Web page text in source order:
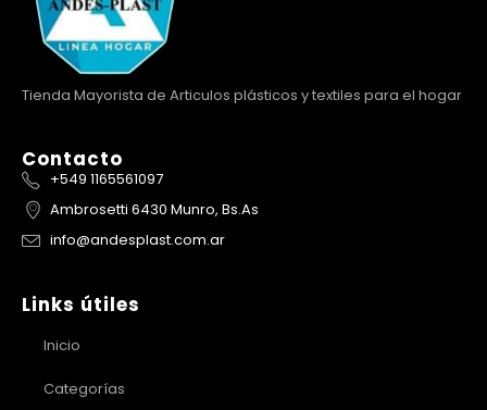
Tienda Mayorista de Articulos plásticos y textiles para el hogar
Contacto
+549 1165561097
Ambrosetti 6430 Munro, Bs.As
info@andesplast.com.ar
Links útiles
Inicio
Categorías